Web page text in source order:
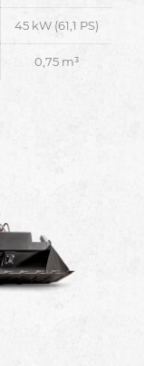
45 kW (61,1 PS)
0,75 m³